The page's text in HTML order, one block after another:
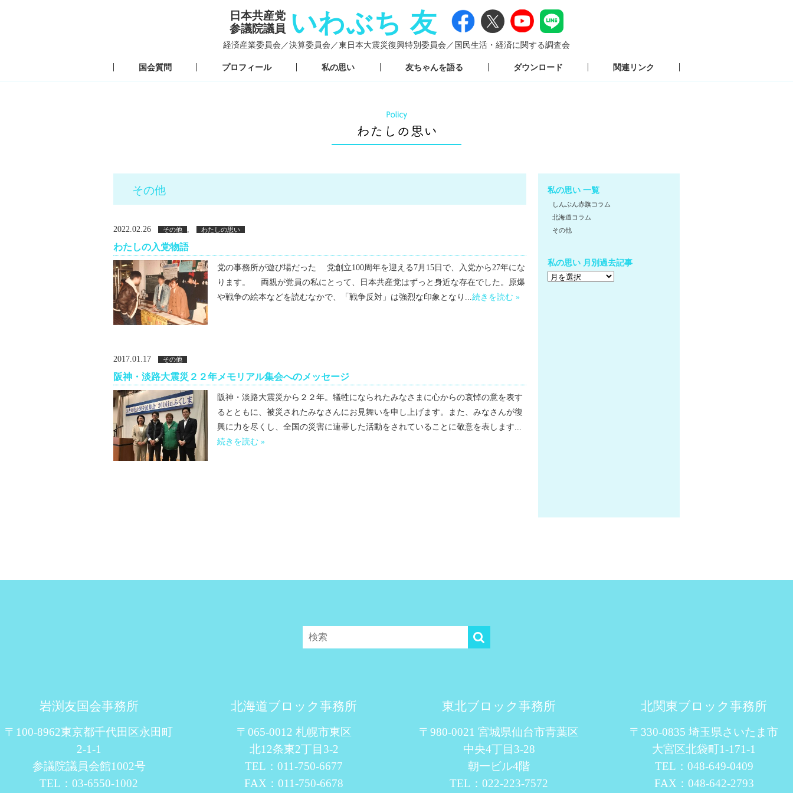
日本共産党
参議院議員
いわぶち 友
経済産業委員会／決算委員会／東日本大震災復興特別委員会／ 国民生活・経済に関する調査会
国会質問 プロフィール 私の思い 友ちゃんを語る ダウンロード 関連リンク
その他
2022.02.26 その他 わたしの思い
わたしの入党物語
党の事務所が遊び場だった 党創立100周年を迎える7月15日で、入党から27年にな
ります。 両親が党員の私にとって、日本共産党はずっと身近な存在でした。原爆
や戦争の絵本などを読むなかで、「戦争反対」は強烈な印象となり... 続きを読む »
2017.01.17 その他
阪神・淡路大震災２２年メモリアル集会へのメッセージ
阪神・淡路大震災から２２年。犠牲になられたみなさまに心からの哀悼の意を表す
るとともに、被災されたみなさんにお見舞いを申し上げます。また、みなさんが復
興に力を尽くし、全国の災害に連帯した活動をされていることに敬意を表します...
続きを読む »
私の思い 一覧
しんぶん赤旗コラム
北海道コラム
その他
私の思い 月別過去記事
岩渕友国会事務所
〒100-8962東京都千代田区永田町
2-1-1
参議院議員会館1002号
TEL：03-6550-1002
北海道ブロック事務所
〒065-0012 札幌市東区
北12条東2丁目3-2
TEL：011-750-6677
FAX：011-750-6678
東北ブロック事務所
〒980-0021 宮城県仙台市青葉区
中央4丁目3-28
朝一ビル4階
TEL：022-223-7572
北関東ブロック事務所
〒330-0835 埼玉県さいたま市
大宮区北袋町1-171-1
TEL：048-649-0409
FAX：048-642-2793